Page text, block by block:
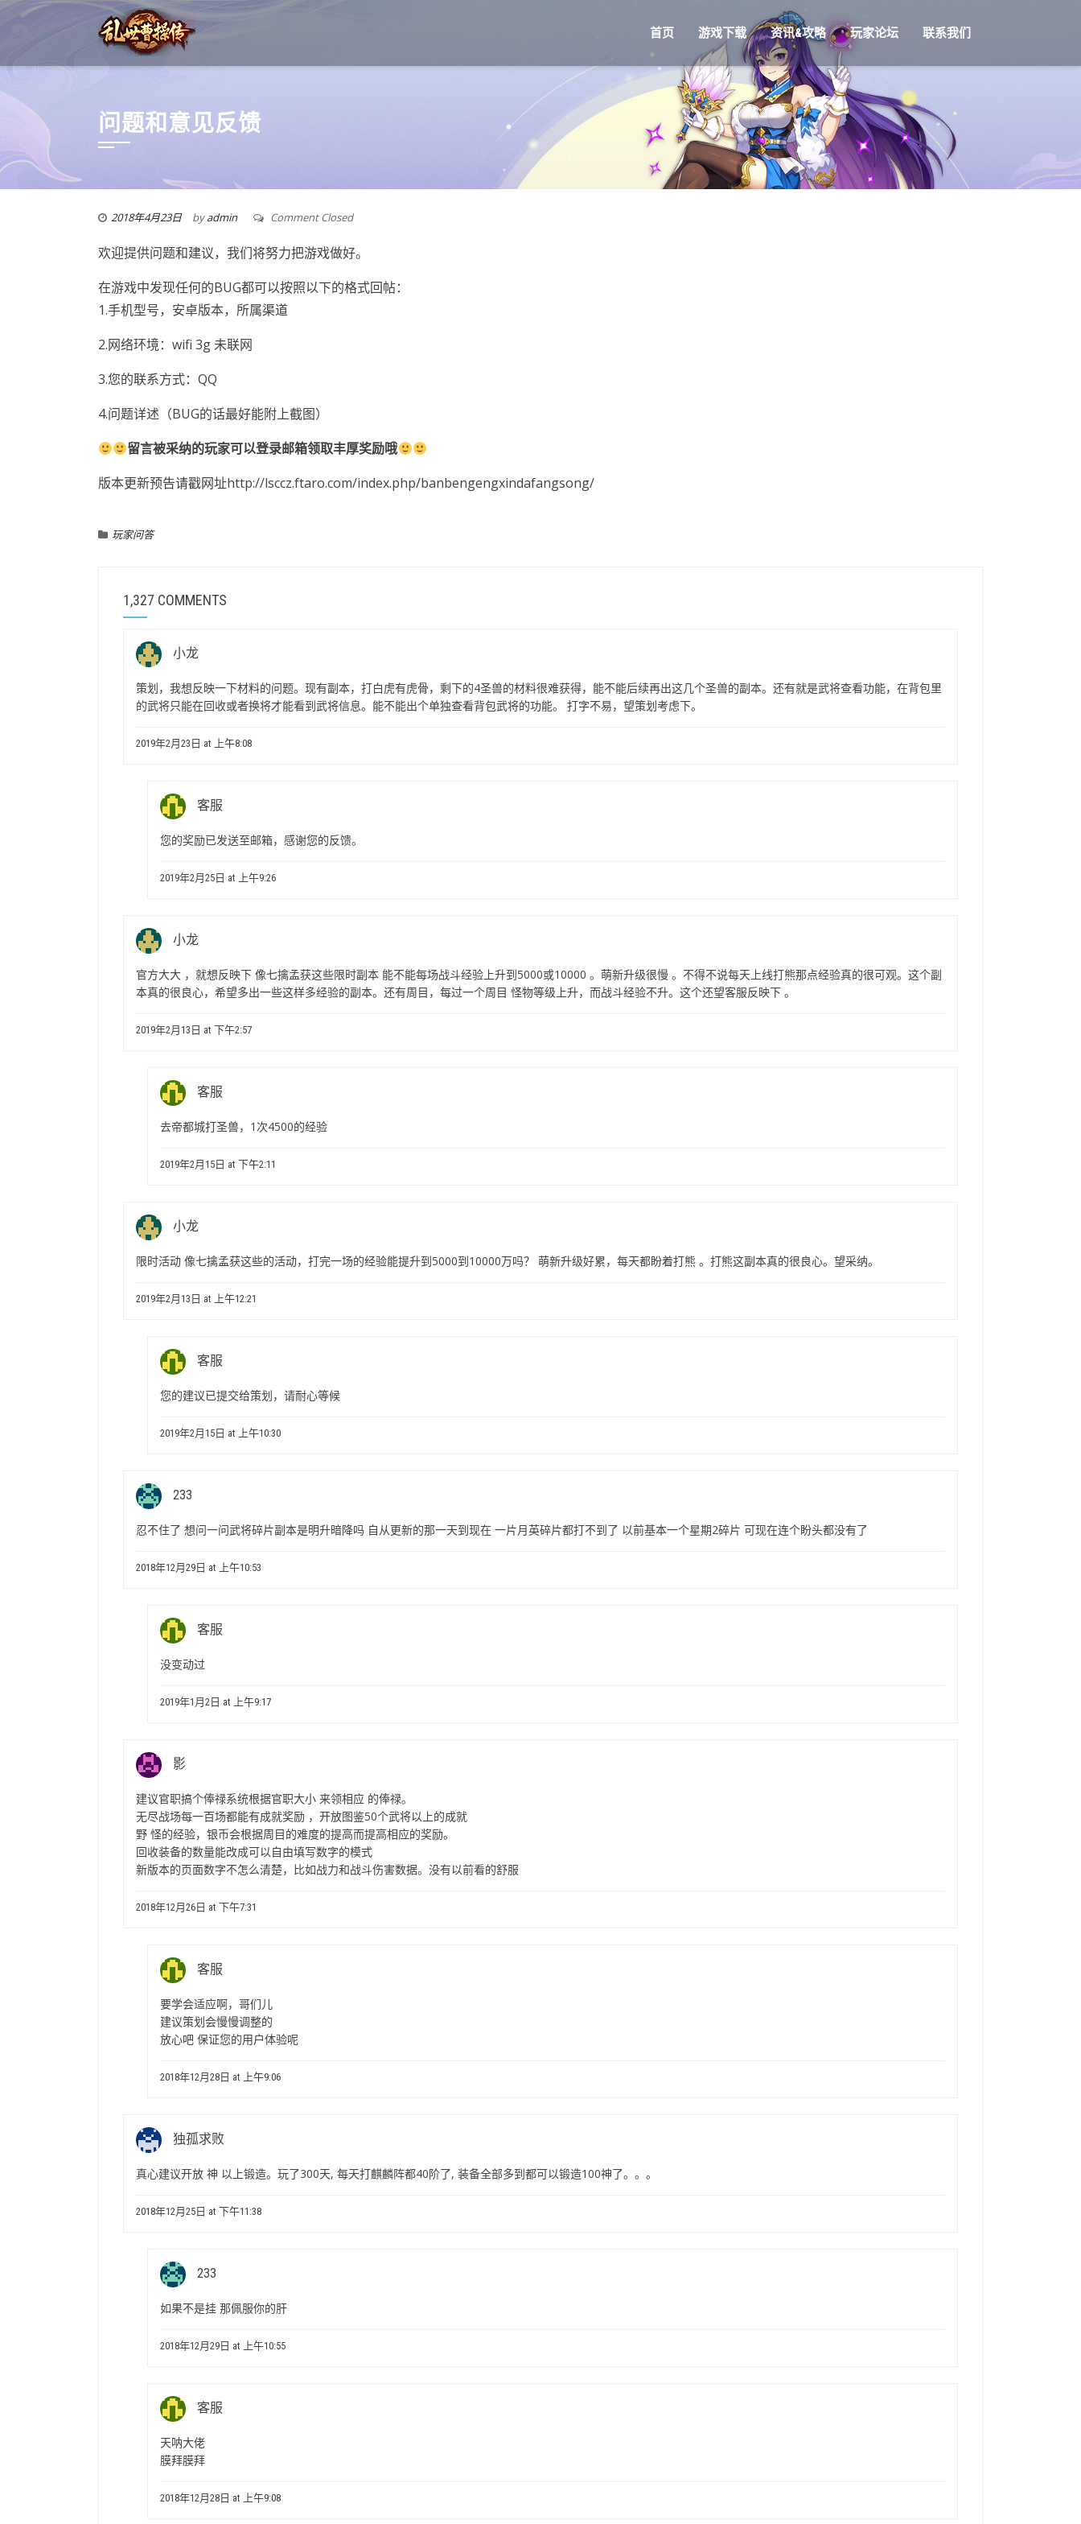
首页 游戏下载 资讯&攻略 玩家论坛 联系我们
问题和意见反馈
2018年4月23日 byadmin Comment Closed
欢迎提供问题和建议，我们将努力把游戏做好。
在游戏中发现任何的BUG都可以按照以下的格式回帖：
1.手机型号，安卓版本，所属渠道
2.网络环境：wifi 3g 未联网
3.您的联系方式：QQ
4.问题详述（BUG的话最好能附上截图）
留言被采纳的玩家可以登录邮箱领取丰厚奖励哦
版本更新预告请戳网址http://lsccz.ftaro.com/index.php/banbengengxindafangsong/
玩家问答
1,327 COMMENTS
小龙
策划，我想反映一下材料的问题。现有副本，打白虎有虎骨，剩下的4圣兽的材料很难获得，能不能后续再出这几个圣兽的副本。还有就是武将查看功能，在背包里
的武将只能在回收或者换将才能看到武将信息。能不能出个单独查看背包武将的功能。 打字不易，望策划考虑下。
2019年2月23日 at 上午8:08
客服
您的奖励已发送至邮箱，感谢您的反馈。
2019年2月25日 at 上午9:26
小龙
官方大大 ，就想反映下 像七擒孟获这些限时副本 能不能每场战斗经验上升到5000或10000 。萌新升级很慢 。不得不说每天上线打熊那点经验真的很可观。这个副
本真的很良心，希望多出一些这样多经验的副本。还有周目，每过一个周目 怪物等级上升，而战斗经验不升。这个还望客服反映下 。
2019年2月13日 at 下午2:57
客服
去帝都城打圣兽，1次4500的经验
2019年2月15日 at 下午2:11
小龙
限时活动 像七擒孟获这些的活动，打完一场的经验能提升到5000到10000万吗？ 萌新升级好累，每天都盼着打熊 。打熊这副本真的很良心。望采纳。
2019年2月13日 at 上午12:21
客服
您的建议已提交给策划，请耐心等候
2019年2月15日 at 上午10:30
233
忍不住了 想问一问武将碎片副本是明升暗降吗 自从更新的那一天到现在 一片月英碎片都打不到了 以前基本一个星期2碎片 可现在连个盼头都没有了
2018年12月29日 at 上午10:53
客服
没变动过
2019年1月2日 at 上午9:17
影
建议官职搞个俸禄系统根据官职大小 来领相应 的俸禄。
无尽战场每一百场都能有成就奖励 ，开放图鉴50个武将以上的成就
野 怪的经验，银币会根据周目的难度的提高而提高相应的奖励。
回收装备的数量能改成可以自由填写数字的模式
新版本的页面数字不怎么清楚，比如战力和战斗伤害数据。没有以前看的舒服
2018年12月26日 at 下午7:31
客服
要学会适应啊，哥们儿
建议策划会慢慢调整的
放心吧 保证您的用户体验呢
2018年12月28日 at 上午9:06
独孤求败
真心建议开放 神 以上锻造。玩了300天, 每天打麒麟阵都40阶了, 装备全部多到都可以锻造100神了。。。
2018年12月25日 at 下午11:38
233
如果不是挂 那佩服你的肝
2018年12月29日 at 上午10:55
客服
天呐大佬
膜拜膜拜
2018年12月28日 at 上午9:08